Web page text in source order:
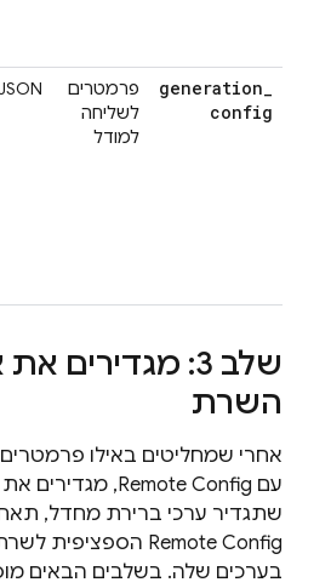
generation_
config
פרמטרים
לשליחה
למודל
שלב 3: מגדירים
השרת
אחרי שמחליטים באילו
עם Remote Config, מגדירים
שתגדיר ערכי ברירת מחדל,
Remote Config הספציפית
בערכים שלה. בשלבים הבאים